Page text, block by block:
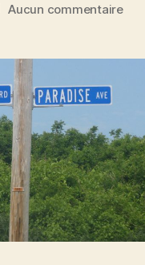
Aucun commentairesur
aux